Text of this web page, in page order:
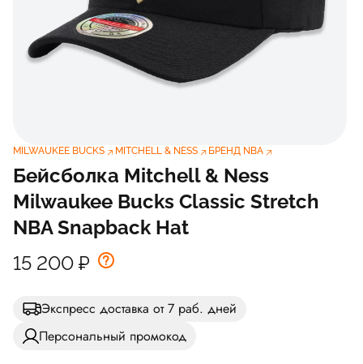
MILWAUKEE BUCKS MITCHELL & NESS БРЕНД NBA
Бейсболка Mitchell & Ness
Milwaukee Bucks Classic Stretch
NBA Snapback Hat
15 200 ₽
Экспресс доставка от 7 раб. дней
Персональный промокод